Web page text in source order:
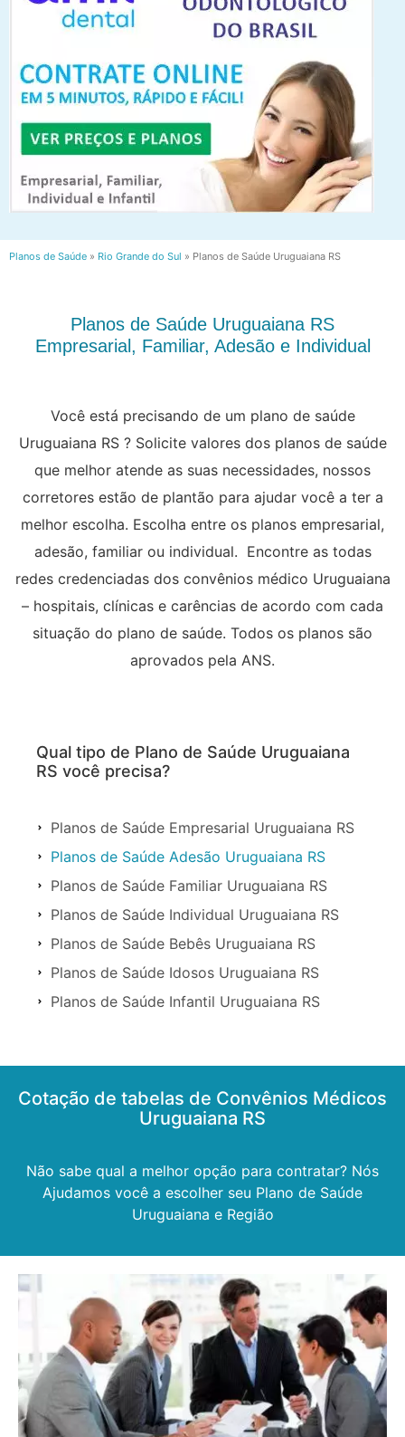
Planos de Saúde » Rio Grande do Sul » Planos de Saúde Uruguaiana RS
Planos de Saúde Uruguaiana RS
Empresarial, Familiar, Adesão e Individual
Você está precisando de um plano de saúde
Uruguaiana RS ? Solicite valores dos planos de saúde
que melhor atende as suas necessidades, nossos
corretores estão de plantão para ajudar você a ter a
melhor escolha. Escolha entre os planos empresarial,
adesão, familiar ou individual. Encontre as todas
redes credenciadas dos convênios médico Uruguaiana
– hospitais, clínicas e carências de acordo com cada
situação do plano de saúde. Todos os planos são
aprovados pela ANS.
Qual tipo de Plano de Saúde Uruguaiana
RS você precisa?
Planos de Saúde Empresarial Uruguaiana RS
Planos de Saúde Adesão Uruguaiana RS
Planos de Saúde Familiar Uruguaiana RS
Planos de Saúde Individual Uruguaiana RS
Planos de Saúde Bebês Uruguaiana RS
Planos de Saúde Idosos Uruguaiana RS
Planos de Saúde Infantil Uruguaiana RS
Cotação de tabelas de Convênios Médicos
Uruguaiana RS
Não sabe qual a melhor opção para contratar? Nós
Ajudamos você a escolher seu Plano de Saúde
Uruguaiana e Região